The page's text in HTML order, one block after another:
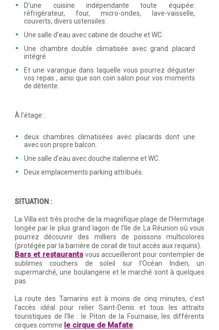
D’une cuisine indépendante toute équipée:
réfrigérateur, four, micro-ondes, lave-vaisselle,
couverts, divers ustensiles.
Une salle d’eau avec cabine de douche et WC.
Une chambre double climatisée avec grand placard
intégré.
Et une varangue dans laquelle vous pourrez déguster
vos repas , ainsi que son coin salon pour vos moments
de détente.
À l’étage :
deux chambres climatisées avec placards dont une
avec son propre balcon.
Une salle d’eau avec douche italienne et WC.
Deux emplacements parking attribués.
SITUATION :
La Villa est très proche de la magnifique plage de l’Hermitage
longée par le plus grand lagon de l’île de La Réunion où vous
pourrez découvrir des milliers de poissons multicolores
(protégée par la barrière de corail de tout accès aux requins).
Bars et restaurantsvous accueilleront pour contempler de
sublimes couchers de soleil sur l’Océan Indien, un
supermarché, une boulangerie et le marché sont à quelques
pas.
La route des Tamarins est à moins de cinq minutes, c’est
l’accès idéal pour relier Saint-Denis et tous les attraits
touristiques de l’Ile : le Piton de la Fournaise, les différents
cirques comme le cirque de Mafate